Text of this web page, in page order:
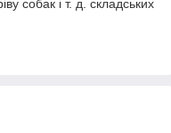
собак і т. д. складських